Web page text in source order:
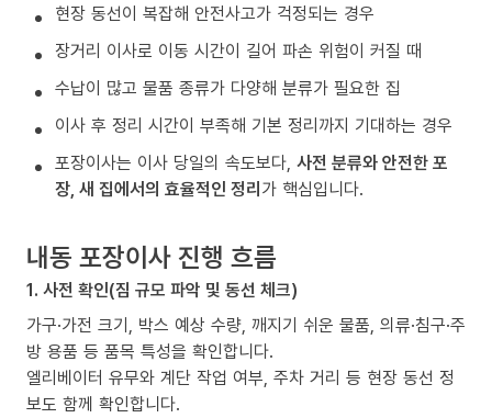
현장 동선이 복잡해 안전사고가 걱정되는 경우
장거리 이사로 이동 시간이 길어 파손 위험이 커질 때
수납이 많고 물품 종류가 다양해 분류가 필요한 집
이사 후 정리 시간이 부족해 기본 정리까지 기대하는 경우
포장이사는 이사 당일의 속도보다, 사전 분류와 안전한 포
장, 새 집에서의 효율적인 정리가 핵심입니다.
내동 포장이사 진행 흐름
1. 사전 확인(짐 규모 파악 및 동선 체크)
가구·가전 크기, 박스 예상 수량, 깨지기 쉬운 물품, 의류·침구·주
방 용품 등 품목 특성을 확인합니다.
엘리베이터 유무와 계단 작업 여부, 주차 거리 등 현장 동선 정
보도 함께 확인합니다.